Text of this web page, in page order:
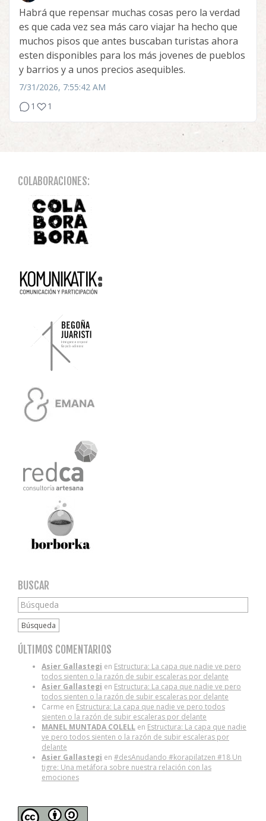
Habrá que repensar muchas cosas pero la verdad
es que cada vez sea más caro viajar ha hecho que
muchos pisos que antes buscaban turistas ahora
esten disponibles para los más jovenes de pueblos
y barrios y a unos precios asequibles.
7/31/2026, 7:55:42 AM
1
1
COLABORACIONES:
BUSCAR
Búsqueda
ÚLTIMOS COMENTARIOS
Asier Gallastegi en Estructura: La capa que nadie ve pero
todos sienten o la razón de subir escaleras por delante
Asier Gallastegi en Estructura: La capa que nadie ve pero
todos sienten o la razón de subir escaleras por delante
Carme en Estructura: La capa que nadie ve pero todos
sienten o la razón de subir escaleras por delante
MANEL MUNTADA COLELL en Estructura: La capa que nadie
ve pero todos sienten o la razón de subir escaleras por
delante
Asier Gallastegi en #desAnudando #korapilatzen #18 Un
tigre: Una metáfora sobre nuestra relación con las
emociones